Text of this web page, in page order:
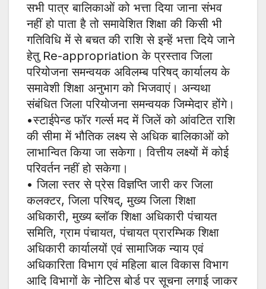
सभी पात्र बालिकाओं को भत्ता दिया जाना संभव
नहीं हो पाता है तो समावेशित शिक्षा की किसी भी
गतिविधि में से बचत की राशि से इन्हें भत्ता दिये जाने
हेतु Re-appropriation के प्रस्ताव जिला
परियोजना समन्वयक अविलम्ब परिषद् कार्यालय के
समावेशी शिक्षा अनुभाग को भिजवाएं। अन्यथा
संबंधित जिला परियोजना समन्वयक जिम्मेदार होंगे।
•स्टाईपेन्ड फॉर गर्ल्स मद में जिलें को आंवटित राशि
की सीमा में भौतिक लक्ष्य से अधिक बालिकाओं को
लाभान्वित किया जा सकेगा। वित्तीय लक्ष्यों में कोई
परिवर्तन नहीं हो सकेगा।
• जिला स्तर से प्रेस विज्ञप्ति जारी कर जिला
कलक्टर, जिला परिषद्, मुख्य जिला शिक्षा
अधिकारी, मुख्य ब्लॉक शिक्षा अधिकारी पंचायत
समिति, ग्राम पंचायत, पंचायत प्रारम्भिक शिक्षा
अधिकारी कार्यालयों एवं सामाजिक न्याय एवं
अधिकारिता विभाग एवं महिला बाल विकास विभाग
आदि विभागों के नोटिस बोर्ड पर सूचना लगाई जाकर